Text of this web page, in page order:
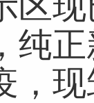
纯
，